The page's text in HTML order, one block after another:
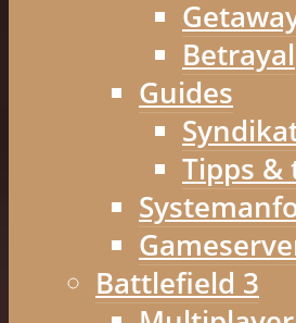
Betrayal
Guides
Tipps &
Battlefield 3